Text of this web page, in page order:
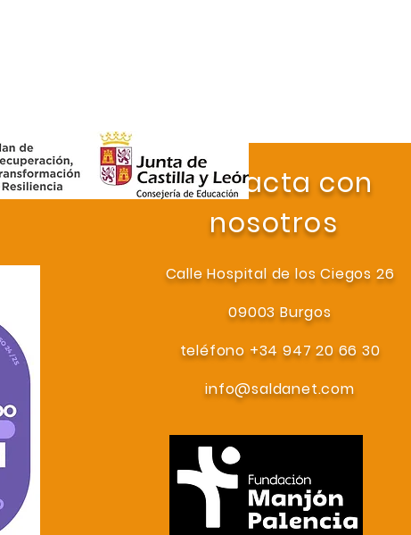
Contacta con
nosotros
Calle Hospital de los Ciegos 26
09003 Burgos
teléfono +34 947 20 66 30
info@saldanet.com